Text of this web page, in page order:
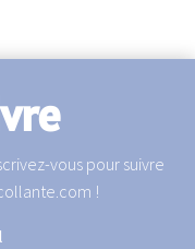
vous pour suivre
!